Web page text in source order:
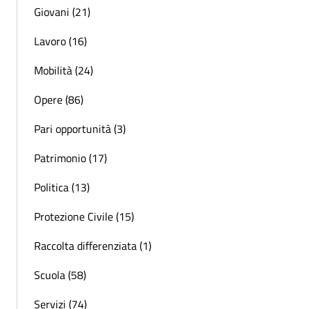
Giovani (21)
Lavoro (16)
Mobilità (24)
Opere (86)
Pari opportunità (3)
Patrimonio (17)
Politica (13)
Protezione Civile (15)
Raccolta differenziata (1)
Scuola (58)
Servizi (74)